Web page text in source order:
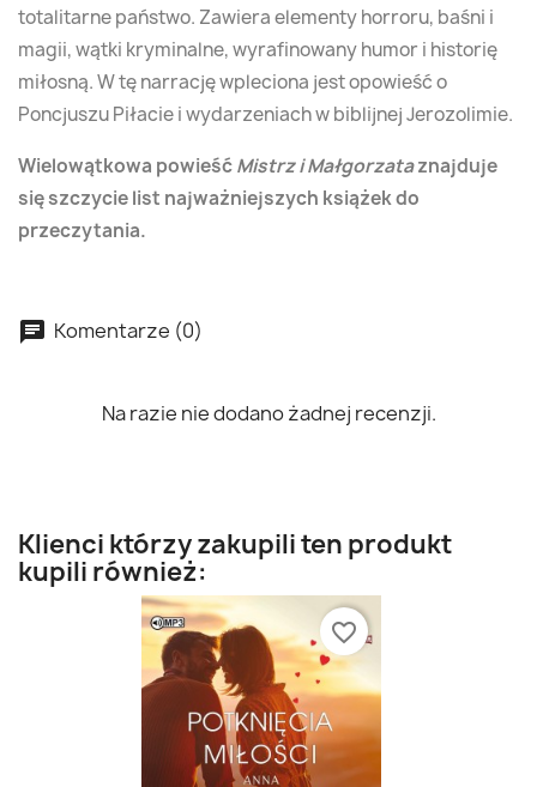
totalitarne państwo. Zawiera elementy horroru, baśni i
magii, wątki kryminalne, wyrafinowany humor i historię
miłosną. W tę narrację wpleciona jest opowieść o
Poncjuszu Piłacie i wydarzeniach w biblijnej Jerozolimie.
Wielowątkowa powieśćMistrz i Małgorzataznajduje
się szczycie list najważniejszych książek do
przeczytania.
Komentarze (0)
Na razie nie dodano żadnej recenzji.
Klienci którzy zakupili ten produkt
kupili również:
favorite_border